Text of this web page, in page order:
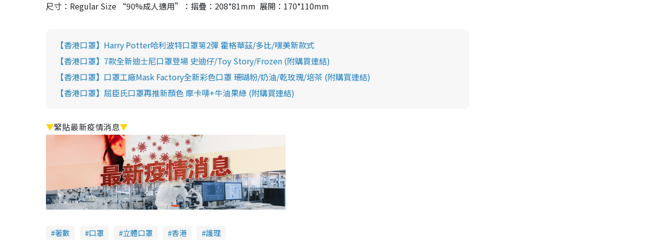
尺寸：Regular Size “90%成人適用”：摺疊：208*81mm 展開：170*110mm
【香港口罩】Harry Potter哈利波特口罩第2彈 霍格華茲/多比/嘿美新款式
【香港口罩】7款全新迪士尼口罩登場 史迪仔/Toy Story/Frozen (附購買連結)
【香港口罩】口罩工廠Mask Factory全新彩色口罩 珊瑚粉/奶油/乾玫瑰/培茶 (附購買連結)
【香港口罩】屈臣氏口罩再推新顏色 摩卡啡+牛油果綠 (附購買連結)
▼緊貼最新疫情消息▼
著數 口罩 立體口罩 香港 護理